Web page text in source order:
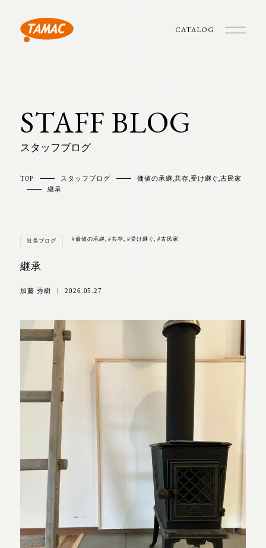
CATALOG
STAFF BLOG
スタッフブログ
TOP スタッフブログ 価値の承継,共存,受け継ぐ,古民家
継承
社長ブログ #価値の承継,#共存, #受け継ぐ,#古民家
継承
加藤 秀樹 | 2026.05.27